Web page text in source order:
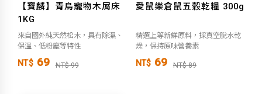
【寶麟】青鳥寵物木屑床
1KG
來自國外純天然松木，具有除濕、
保溫、低粉塵等特性
NT$ 69 NT$ 99
愛鼠樂倉鼠五穀乾糧 300g
精選上等新鮮原料，採真空脫水乾
燥，保持原味營養素
NT$ 69 NT$ 89